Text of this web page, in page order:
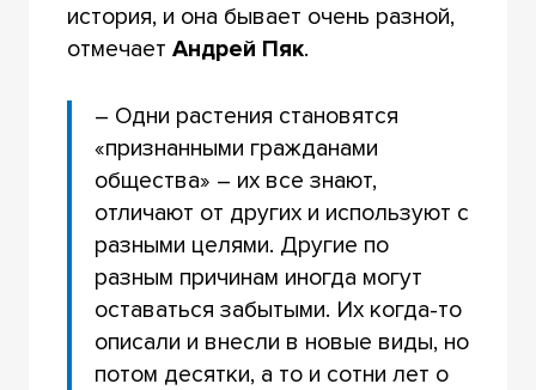
история, и она бывает очень разной,
отмечает Андрей Пяк.
– Одни растения становятся
«признанными гражданами
общества» – их все знают,
отличают от других и используют с
разными целями. Другие по
разным причинам иногда могут
оставаться забытыми. Их когда-то
описали и внесли в новые виды, но
потом десятки, а то и сотни лет о